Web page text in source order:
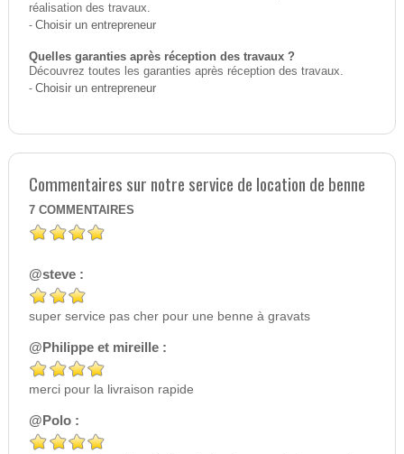
réalisation des travaux.
- Choisir un entrepreneur
Quelles garanties après réception des travaux ?
Découvrez toutes les garanties après réception des travaux.
- Choisir un entrepreneur
Commentaires sur notre service de location de benne
7 COMMENTAIRES
@steve :
super service pas cher pour une benne à gravats
@Philippe et mireille :
merci pour la livraison rapide
@Polo :